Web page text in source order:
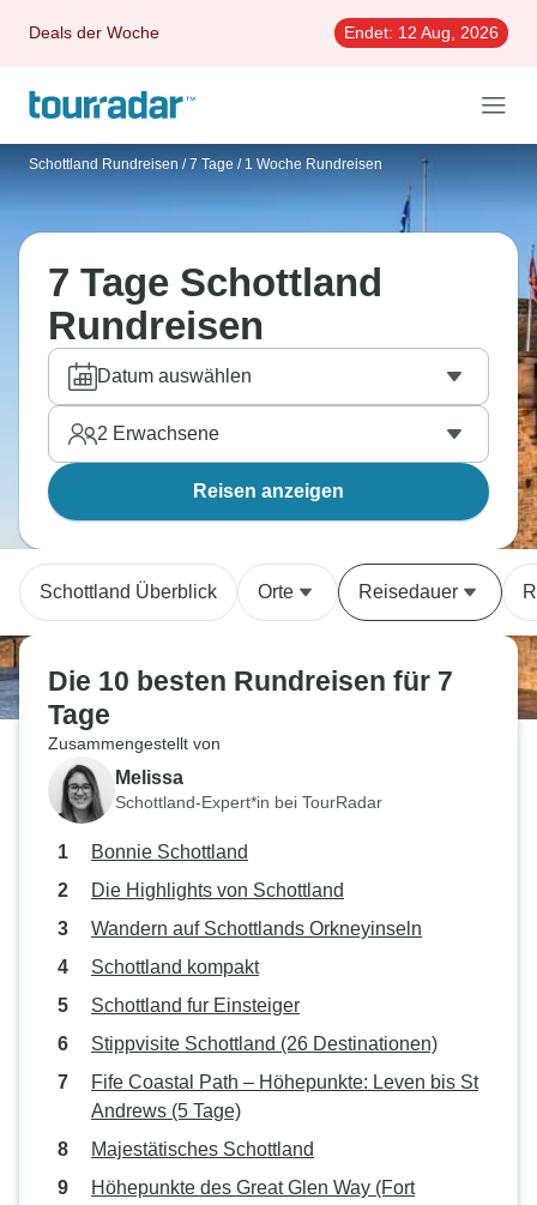
Deals der Woche Endet: 12 Aug, 2026
Schottland Rundreisen / 7 Tage / 1 Woche Rundreisen
7 Tage Schottland
Rundreisen
Datum auswählen
2 Erwachsene
Reisen anzeigen
Schottland Überblick Orte Reisedauer
Die 10 besten Rundreisen für 7
Tage
Zusammengestellt von
Melissa
Schottland-Expert*in bei TourRadar
Bonnie Schottland
Die Highlights von Schottland
Wandern auf Schottlands Orkneyinseln
Schottland kompakt
Schottland fur Einsteiger
Stippvisite Schottland (26 Destinationen)
Fife Coastal Path – Höhepunkte: Leven bis St
Andrews (5 Tage)
Majestätisches Schottland
Höhepunkte des Great Glen Way (Fort